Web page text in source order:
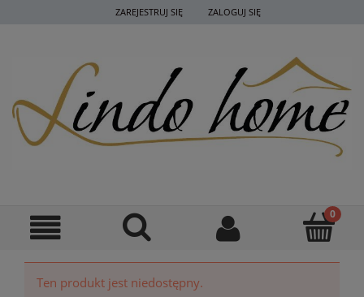
ZAREJESTRUJ SIĘ ZALOGUJ SIĘ
Ten produkt jest niedostępny.